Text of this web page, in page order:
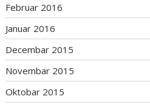
Februar 2016
Januar 2016
Decembar 2015
Novembar 2015
Oktobar 2015